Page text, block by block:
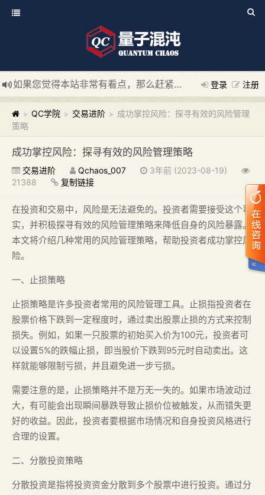
登录 注册
如果您觉得本站非常有看点，那么赶紧使用Ctrl+D 收藏我们吧
新添加量子混沌系统板块，欢迎大家访问！
---“量子混沌系
> QC学院 > 交易进阶 > 成功掌控风险：探寻有效的风险管理
策略
成功掌控风险：探寻有效的风险管理策略
交易进阶 Qchaos_007
3年前 (2023-08-19)
21388
复制链接
在投资和交易中，风险是无法避免的。投资者需要接受这个事
实，并积极探寻有效的风险管理策略来降低自身的风险暴露。
本文将介绍几种常用的风险管理策略，帮助投资者成功掌控风
险。
一、止损策略
止损策略是许多投资者常用的风险管理工具。止损指投资者在
股票价格下跌到一定程度时，通过卖出股票止损的方式来控制
损失。例如，如果一只股票的初始买入价为100元，投资者可
以设置5%的跌幅止损，即当股价下跌到95元时自动卖出。这
样就能够限制亏损，并且避免进一步亏损。
需要注意的是，止损策略并不是万无一失的。如果市场波动过
大，有可能会出现瞬间暴跌导致止损价位被触发，从而错失更
好的收益。因此，投资者要根据市场情况和自身投资风格进行
合理的设置。
二、分散投资策略
分散投资是指将投资资金分散到多个股票中进行投资。通过分